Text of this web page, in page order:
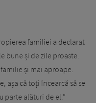
familiei a declarat
bune și de zile proaste.
și mai aproape.
așa că toți încearcă să se
parte alături de el.”